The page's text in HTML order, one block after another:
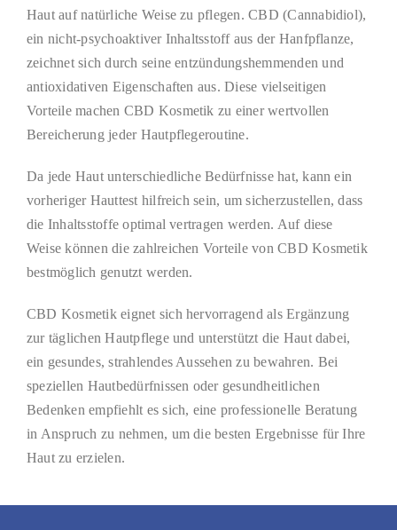
Haut auf natürliche Weise zu pflegen. CBD (Cannabidiol),
ein nicht-psychoaktiver Inhaltsstoff aus der Hanfpflanze,
zeichnet sich durch seine entzündungshemmenden und
antioxidativen Eigenschaften aus. Diese vielseitigen
Vorteile machen CBD Kosmetik zu einer wertvollen
Bereicherung jeder Hautpflegeroutine.
Da jede Haut unterschiedliche Bedürfnisse hat, kann ein
vorheriger Hauttest hilfreich sein, um sicherzustellen, dass
die Inhaltsstoffe optimal vertragen werden. Auf diese
Weise können die zahlreichen Vorteile von CBD Kosmetik
bestmöglich genutzt werden.
CBD Kosmetik eignet sich hervorragend als Ergänzung
zur täglichen Hautpflege und unterstützt die Haut dabei,
ein gesundes, strahlendes Aussehen zu bewahren. Bei
speziellen Hautbedürfnissen oder gesundheitlichen
Bedenken empfiehlt es sich, eine professionelle Beratung
in Anspruch zu nehmen, um die besten Ergebnisse für Ihre
Haut zu erzielen.